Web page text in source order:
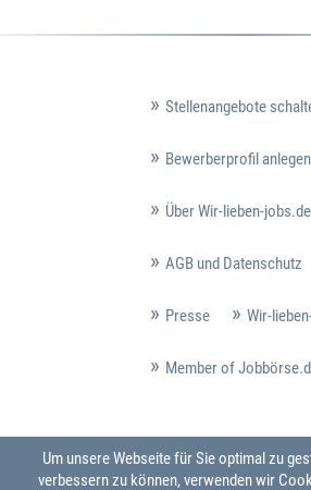
Stellenangebote
Bewerberprofil anlegen
Über Wir-lieben-jobs.de
AGB und Datenschutz
Presse Wir-
Member of
Um unsere Webseite für Sie optimal zu
verbessern zu können, verwenden wir